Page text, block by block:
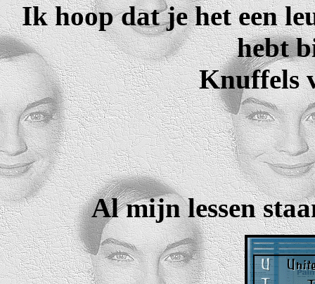
Ik hoop dat je het een
hebt
Knuffels
Al mijn lessen